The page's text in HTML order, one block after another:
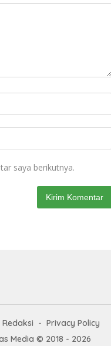
saya berikutnya.
Redaksi
Privacy Policy
Media © 2018 - 2026